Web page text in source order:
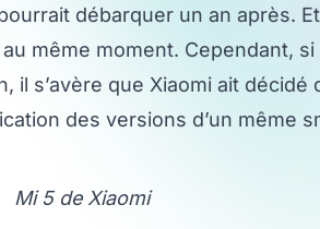
débarquer un an après.
même moment. Cependant,
s’avère que Xiaomi ait décidé
des versions d’un même
Mi 5 de Xiaomi